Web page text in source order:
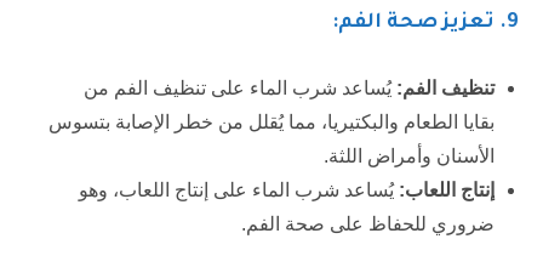
9. تعزيز صحة الفم:
تنظيف الفم: يُساعد شرب الماء على تنظيف الفم من
بقايا الطعام والبكتيريا، مما يُقلل من خطر الإصابة بتسوس
الأسنان وأمراض اللثة.
إنتاج اللعاب: يُساعد شرب الماء على إنتاج اللعاب، وهو
ضروري للحفاظ على صحة الفم.